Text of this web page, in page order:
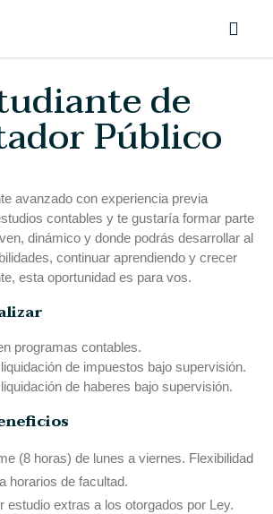
de
Público
avanzado con experiencia previa
contables y te gustaría formar parte
dinámico y donde podrás desarrollar al
continuar aprendiendo y crecer
esta oportunidad es para vos.
programas contables.
de impuestos bajo supervisión.
de haberes bajo supervisión.
(8 horas) de lunes a viernes. Flexibilidad
horarios de facultad.
estudio extras a los otorgados por Ley.